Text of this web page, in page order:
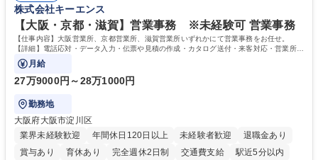
株式会社キーエンス
【大阪・京都・滋賀】営業事務 ※未経験可 営業事務
【仕事内容】大阪営業所、京都営業所、滋賀営業所いずれかにて営業事務をお任せ。
【詳細】電話応対・データ入力・伝票や見積の作成・カタログ送付・来客対応・営業所内
で発生する事務業務や業務改善をお任せ。
月給
27万9000円～28万1000円
勤務地
大阪府大阪市淀川区
業界未経験歓迎
年間休日120日以上 未経験者歓迎
退職金あり
賞与あり
育休あり 完全週休2日制 交通費支給
駅近5分以内